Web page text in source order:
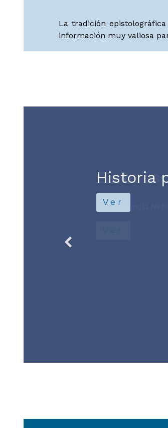
La tradición
información muy valiosa
Carta
Por la egipcia